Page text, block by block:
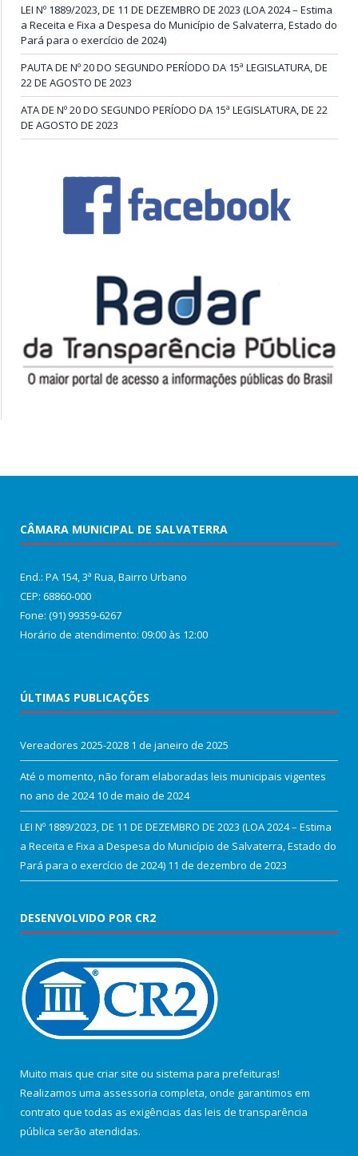
LEI Nº 1889/2023, DE 11 DE DEZEMBRO DE 2023 (LOA 2024 – Estima
a Receita e Fixa a Despesa do Município de Salvaterra, Estado do
Pará para o exercício de 2024)
PAUTA DE Nº 20 DO SEGUNDO PERÍODO DA 15ª LEGISLATURA, DE
22 DE AGOSTO DE 2023
ATA DE Nº 20 DO SEGUNDO PERÍODO DA 15ª LEGISLATURA, DE 22
DE AGOSTO DE 2023
CÂMARA MUNICIPAL DE SALVATERRA
End.: PA 154, 3ª Rua, Bairro Urbano
CEP: 68860‑000
Fone: (91) 99359-6267
Horário de atendimento: 09:00 às 12:00
ÚLTIMAS PUBLICAÇÕES
Vereadores 2025-2028 1 de janeiro de 2025
Até o momento, não foram elaboradas leis municipais vigentes
no ano de 2024 10 de maio de 2024
LEI Nº 1889/2023, DE 11 DE DEZEMBRO DE 2023 (LOA 2024 – Estima
a Receita e Fixa a Despesa do Município de Salvaterra, Estado do
Pará para o exercício de 2024) 11 de dezembro de 2023
DESENVOLVIDO POR CR2
Muito mais que criar site ou sistema para prefeituras!
Realizamos uma assessoria completa, onde garantimos em
contrato que todas as exigências das leis de transparência
pública serão atendidas.